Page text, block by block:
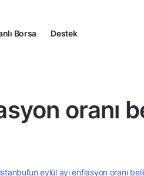
Borsa Destek
oranı
İstanbul’un eylül ayı enflasyon oranı